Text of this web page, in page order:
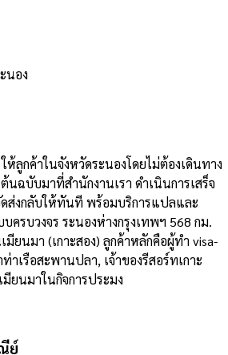
นอง
ห้ลูกค้าในจังหวัดระนองโดยไม่ต้องเดินทาง
นฉบับมาที่สำนักงานเรา ดำเนินการเสร็จ
ส่งกลับให้ทันที พร้อมบริการแปลและ
ครบวงจร ระนองห่างกรุงเทพฯ 568 กม.
ยนมา (เกาะสอง) ลูกค้าหลักคือผู้ทำ visa-
าเรือสะพานปลา, เจ้าของรีสอร์ทเกาะ
ยนมาในกิจการประมง
ย์